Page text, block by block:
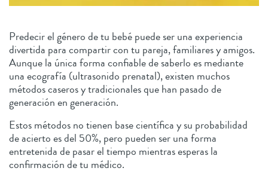
Predecir el género de tu bebé puede ser una experiencia
divertida para compartir con tu pareja, familiares y amigos.
Aunque la única forma confiable de saberlo es mediante
una ecografía (ultrasonido prenatal), existen muchos
métodos caseros y tradicionales que han pasado de
generación en generación.
Estos métodos no tienen base científica y su probabilidad
de acierto es del 50%, pero pueden ser una forma
entretenida de pasar el tiempo mientras esperas la
confirmación de tu médico.